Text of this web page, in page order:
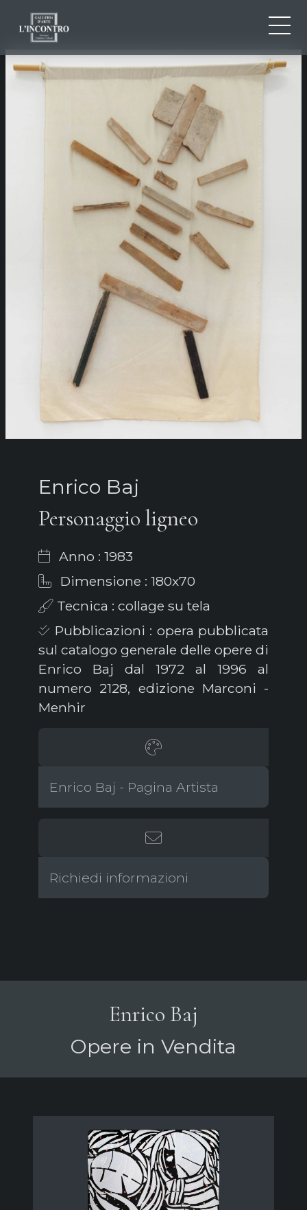
IT
CHI SIAMO
ARTISTI E OPERE
Enrico Baj
Personaggio ligneo
Anno : 1983
Dimensione : 180x70
Tecnica : collage su tela
Pubblicazioni : opera pubblicata
sul catalogo generale delle opere di
Enrico Baj dal 1972 al 1996 al
numero 2128, edizione Marconi -
Menhir
Enrico Baj - Pagina Artista
Richiedi informazioni
Enrico Baj
Opere in Vendita